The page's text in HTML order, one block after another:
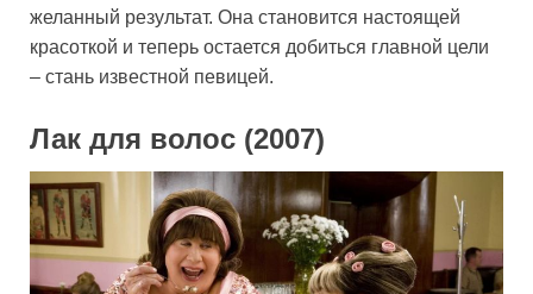
желанный результат. Она становится настоящей
красоткой и теперь остается добиться главной цели
– стань известной певицей.
Лак для волос (2007)